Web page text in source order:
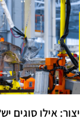
אילו סוגים